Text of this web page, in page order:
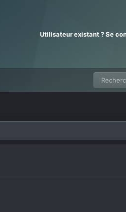
Utilisateur existant ? Se